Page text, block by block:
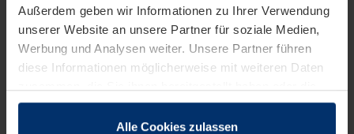
Außerdem geben wir Informationen zu Ihrer Verwendung
unserer Website an unsere Partner für soziale Medien,
Werbung und Analysen weiter. Unsere Partner führen
diese Informationen möglicherweise mit weiteren Daten
sie im Rahmen Ihrer Nutzung der Dienste gesammelt
Alle Cookies zulassen